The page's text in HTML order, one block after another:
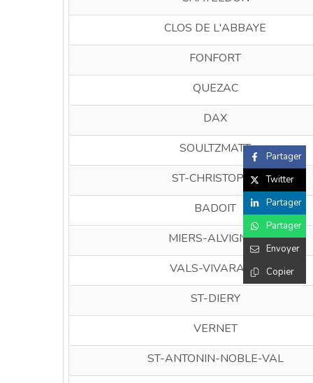
CLOS DE L'ABBAYE
FONFORT
QUEZAC
DAX
SOULTZMATT
ST-CHRISTOPHE
BADOIT
MIERS-ALVIGNAC
VALS-VIVARAISE
ST-DIERY
VERNET
ST-ANTONIN-NOBLE-VAL
Partager
Twitter
Partager
Partager
Envoyer
Copier